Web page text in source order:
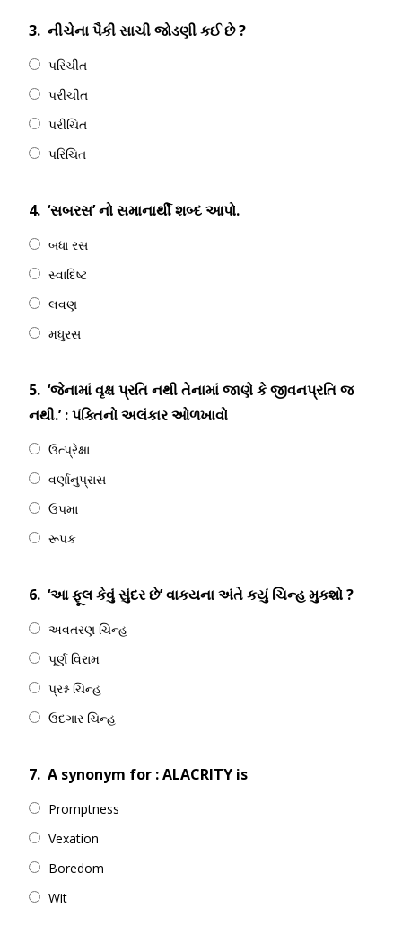
3. નીચેના પૈકી સાચી જોડણી કઈ છે ?
પરિચીત
પરીચીત
પરીચિત
પરિચિત
4. ‘સબરસ’ નો સમાનાર્થી શબ્દ આપો.
બધા રસ
સ્વાદિષ્ટ
લવણ
મધુરસ
5. ‘જેનામાં વૃક્ષ પ્રતિ નથી તેનામાં જાણે કે જીવનપ્રતિ જ
નથી.’ : પંક્તિનો અલંકાર ઓળખાવો
ઉત્પ્રેક્ષા
વર્ણાનુપ્રાસ
ઉપમા
રૂપક
6. ‘આ ફૂલ કેવું સુંદર છે’ વાકયના અંતે કયું ચિન્હ મુકશો ?
અવતરણ ચિન્હ
પૂર્ણ વિરામ
પ્રશ્ન ચિન્હ
ઉદગાર ચિન્હ
7. A synonym for : ALACRITY is
Promptness
Vexation
Boredom
Wit